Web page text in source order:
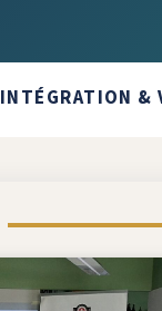
INTÉGRATION &